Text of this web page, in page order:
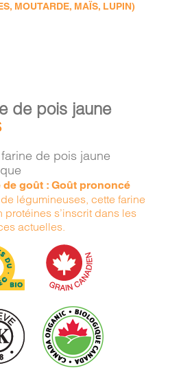
MOUTARDE, MAÏS, LUPIN)
de pois jaune
de pois jaune
de goût : Goût prononcé
légumineuses, cette farine
protéines s’inscrit dans les
actuelles.